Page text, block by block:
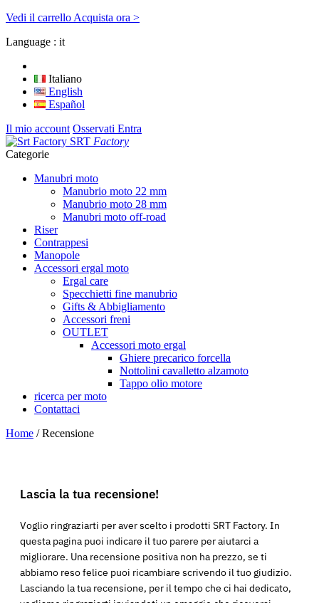
Vedi il carrello Acquista ora >
Language : it
Italiano
English
Español
Il mio account Osservati Entra
SRT Factory
Categorie
Manubri moto
Manubrio moto 22 mm
Manubrio moto 28 mm
Manubri moto off-road
Riser
Contrappesi
Manopole
Accessori ergal moto
Ergal care
Specchietti fine manubrio
Gifts & Abbigliamento
Accessori freni
OUTLET
Accessori moto ergal
Ghiere precarico forcella
Nottolini cavalletto alzamoto
Tappo olio motore
ricerca per moto
Contattaci
Home / Recensione
Lascia la tua recensione!
Voglio ringraziarti per aver scelto i prodotti SRT Factory. In
questa pagina puoi indicare il tuo parere per aiutarci a
migliorare. Una recensione positiva non ha prezzo, se ti
abbiamo reso felice puoi ricambiare scrivendo il tuo giudizio.
Lasciando la tua recensione, per il tempo che ci hai dedicato,